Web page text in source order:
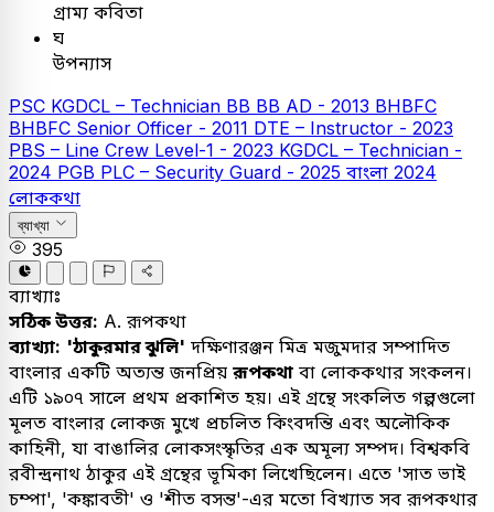
গ্রাম্য কবিতা
ঘ
উপন্যাস
PSC KGDCL – Technician BB BB AD - 2013 BHBFC
BHBFC Senior Officer - 2011 DTE – Instructor - 2023
PBS – Line Crew Level-1 - 2023 KGDCL – Technician -
2024 PGB PLC – Security Guard - 2025 বাংলা 2024
লোককথা
ব্যাখ্যা
395
ব্যাখ্যাঃ
সঠিক উত্তর: A. রূপকথা
ব্যাখ্যা: 'ঠাকুরমার ঝুলি' দক্ষিণারঞ্জন মিত্র মজুমদার সম্পাদিত
বাংলার একটি অত্যন্ত জনপ্রিয় রূপকথা বা লোককথার সংকলন।
এটি ১৯০৭ সালে প্রথম প্রকাশিত হয়। এই গ্রন্থে সংকলিত গল্পগুলো
মূলত বাংলার লোকজ মুখে প্রচলিত কিংবদন্তি এবং অলৌকিক
কাহিনী, যা বাঙালির লোকসংস্কৃতির এক অমূল্য সম্পদ। বিশ্বকবি
রবীন্দ্রনাথ ঠাকুর এই গ্রন্থের ভূমিকা লিখেছিলেন। এতে 'সাত ভাই
চম্পা', 'কঙ্কাবতী' ও 'শীত বসন্ত'-এর মতো বিখ্যাত সব রূপকথার